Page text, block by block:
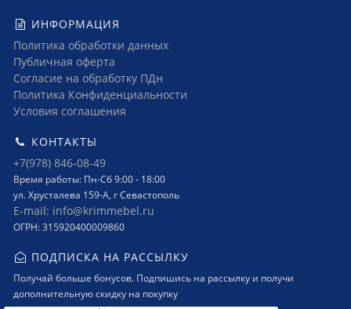
ИНФОРМАЦИЯ
Политика обработки данных
Публичная оферта
Согласие на обработку ПДн
Политика Конфиденциальности
Условия соглашения
КОНТАКТЫ
+7(978) 846-08-49
Время работы: Пн-Сб 9:00 - 18:00
ул. Хрусталева 159-А, г Севастополь
E-mail: info@krimmebel.ru
ОГРН: 315920400009860
ПОДПИСКА НА РАССЫЛКУ
Получай больше бонусов. Подпишись на рассылку и получи
дополнительную скидку на покупку